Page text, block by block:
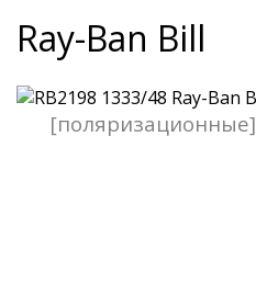
Ray-Ban Bill
[поляризационные]